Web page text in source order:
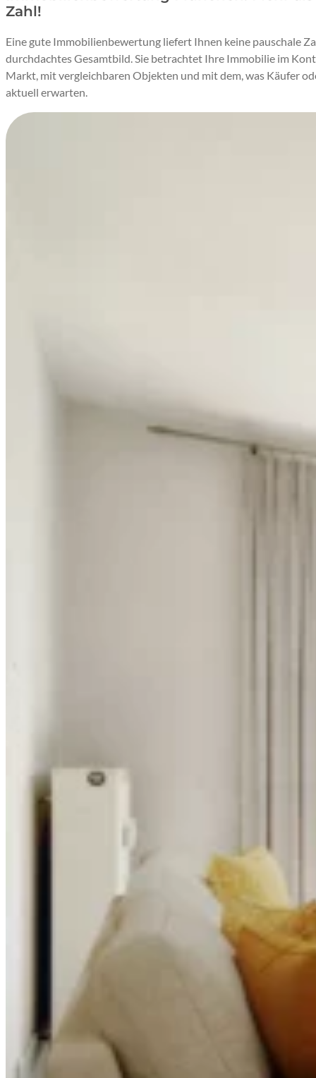
Zahl!
Eine gute Immobilienbewertung liefert Ihnen keine pauschale
durchdachtes Gesamtbild. Sie betrachtet Ihre Immobilie im
Markt, mit vergleichbaren Objekten und mit dem, was Käufer
aktuell erwarten.